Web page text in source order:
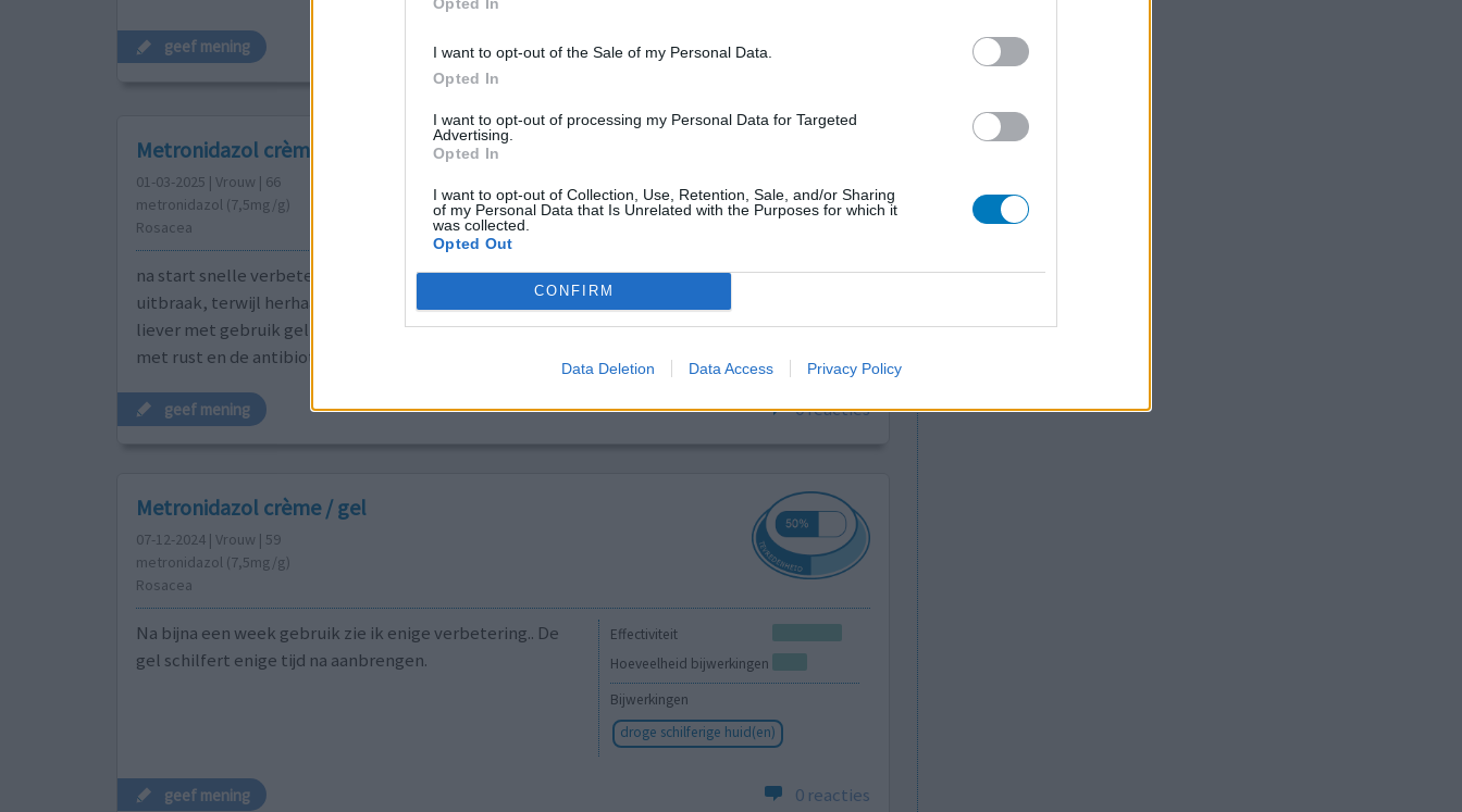
I want to opt-out of the Sale of my Personal Data.
Opted In
I want to opt-out of processing my Personal Data for Targeted
Advertising.
Opted In
I want to opt-out of Collection, Use, Retention, Sale, and/or Sharing
of my Personal Data that Is Unrelated with the Purposes for which it
was collected.
Opted Out
CONFIRM
Data Deletion Data Access Privacy Policy
geef mening
Metronidazol crème / gel
01-03-2025 | Vrouw | 66
metronidazol (7,5mg/g)
Rosacea
Effectiviteit
Hoeveelheid bijwerkingen
na start snelle verbetering, na maand weer rosacea
uitbraak, terwijl herhaalrecept is gegeven stop ik nu
liever met gebruik gel metronidazol, laat liever de huid
met rust en de antibiotica achterwege...
geef mening 0 reacties
Metronidazol crème / gel
07-12-2024 | Vrouw | 59
metronidazol (7,5mg/g)
Rosacea
Effectiviteit
Hoeveelheid bijwerkingen
Bijwerkingen
droge schilferige huid(en)
Na bijna een week gebruik zie ik enige verbetering.. De
gel schilfert enige tijd na aanbrengen.
geef mening 0 reacties